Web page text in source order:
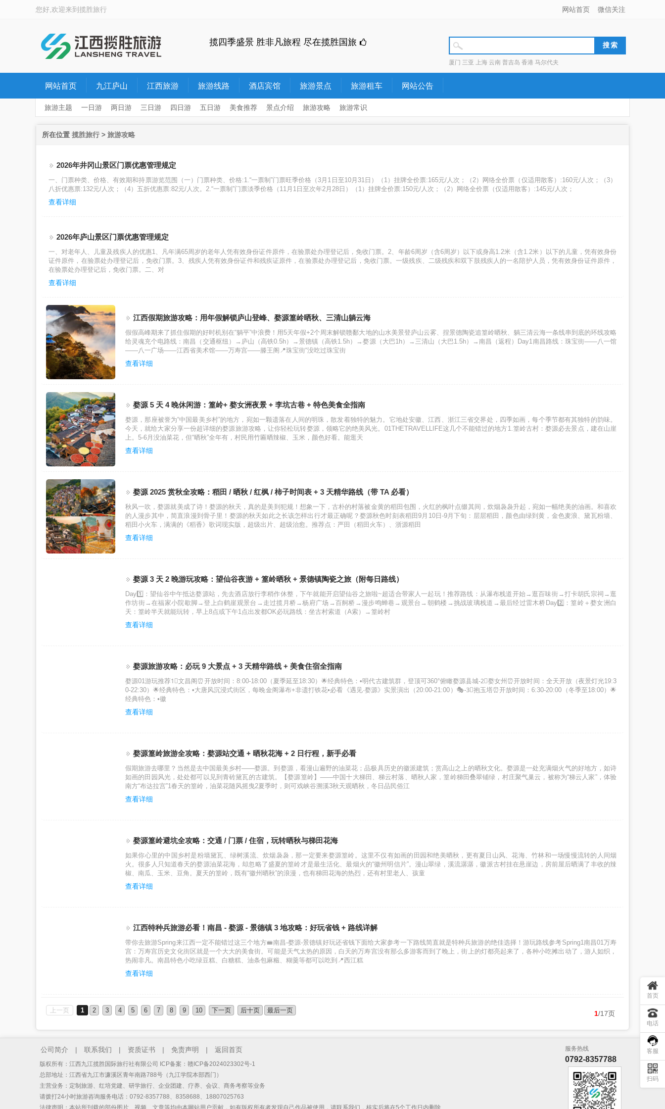
网站首页 微信关注
您好,欢迎来到 揽胜旅行
揽四季盛景 胜非凡旅程 尽在揽胜国旅
厦门 三亚 上海 云南 普吉岛 香港 马尔代夫
网站首页 九江庐山 江西旅游 旅游线路 酒店宾馆 旅游景点 旅游租车 网站公告
旅游主题 一日游 两日游 三日游 四日游 五日游 美食推荐 景点介绍 旅游攻略 旅游常识
所在位置 揽胜旅行 > 旅游攻略
2026年井冈山景区门票优惠管理规定
一、门票种类、价格、有效期和持票游览范围（一）门票种类、价格:1.“一票制”门票旺季价格（3月1日至10月31日）（1）挂牌全价票:165元/人次；（2）网络全价票（仅适用散客）:160元/人次；（3）
八折优惠票:132元/人次；（4）五折优惠票:82元/人次。2.“一票制”门票淡季价格（11月1日至次年2月28日）（1）挂牌全价票:150元/人次；（2）网络全价票（仅适用散客）:145元/人次；
查看详细
2026年庐山景区门票优惠管理规定
一、对老年人、儿童及残疾人的优惠1、凡年满65周岁的老年人凭有效身份证件原件，在验票处办理登记后，免收门票。2、年龄6周岁（含6周岁）以下或身高1.2米（含1.2米）以下的儿童，凭有效身份
证件原件，在验票处办理登记后，免收门票。3、残疾人凭有效身份证件和残疾证原件，在验票处办理登记后，免收门票。一级残疾、二级残疾和双下肢残疾人的一名陪护人员，凭有效身份证件原件，
在验票处办理登记后，免收门票。二、对
查看详细
江西假期旅游攻略：用年假解锁庐山登峰、婺源篁岭晒秋、三清山躺云海
假假高峰期来了抓住假期的好时机别在“躺平”中浪费！用5天年假+2个周末解锁赣鄱大地的山水美景登庐山云雾、捏景德陶瓷追篁岭晒秋、躺三清云海一条线串到底的环线攻略
给灵魂充个电路线：南昌（交通枢纽）→庐山（高铁0.5h）→景德镇（高铁1.5h）→婺源（大巴1h）→三清山（大巴1.5h）→南昌（返程）Day1南昌路线：珠宝街——八一馆
——八一广场——江西省美术馆——万寿宫——滕王阁📍珠宝街“没吃过珠宝街
查看详细
婺源 5 天 4 晚休闲游：篁岭+ 婺女洲夜景 + 李坑古巷 + 特色美食全指南
婺源，那座被誉为“中国最美乡村”的地方，宛如一颗遗落在人间的明珠，散发着独特的魅力。它地处安徽、江西、浙江三省交界处，四季如画，每个季节都有其独特的韵味。
今天，就给大家分享一份超详细的婺源旅游攻略，让你轻松玩转婺源，领略它的绝美风光。01THETRAVELLIFE这几个不能错过的地方1.篁岭古村：婺源必去景点，建在山崖
上。5-6月没油菜花，但“晒秋”全年有，村民用竹匾晒辣椒、玉米，颜色好看。能逛天
查看详细
婺源 2025 赏秋全攻略：稻田 / 晒秋 / 红枫 / 柿子时间表 + 3 天精华路线（带 TA 必看）
秋风一吹，婺源就美成了诗！婺源的秋天，真的是美到犯规！想象一下，古朴的村落被金黄的稻田包围，火红的枫叶点缀其间，炊烟袅袅升起，宛如一幅绝美的油画。和喜欢
的人漫步其中，简直浪漫到骨子里！婺源的秋天如此之长该怎样出行才最正确呢？婺源秋色时刻表稻田9月10日-9月下旬：层层稻田，颜色由绿到黄，金色麦浪、黛瓦粉墙、
稻田小火车，满满的《稻香》歌词现实版，超级出片、超级治愈。推荐点：严田（稻田火车）、浙源稻田
查看详细
婺源 3 天 2 晚游玩攻略：望仙谷夜游 + 篁岭晒秋 + 景德镇陶瓷之旅（附每日路线）
Day1️⃣：望仙谷中午抵达婺源站，先去酒店放行李稍作休整，下午就能开启望仙谷之旅啦~超适合带家人一起玩！推荐路线：从瀑布栈道开始→逛百味街→打卡胡氏宗祠→逛
作坊街→在福家小院歇脚→登上白鹤崖观景台→走过揽月桥→杨府广场→百舸桥→漫步鸣蝉巷→观景台→朝鹤楼→挑战玻璃栈道→最后经过雷木桥Day2️⃣：篁岭＋婺女洲白
天：篁岭半天就能玩转，早上8点或下午1点出发都OK必玩路线：坐古村索道（A索）→篁岭村
查看详细
婺源旅游攻略：必玩 9 大景点 + 3 天精华路线 + 美食住宿全指南
婺源01游玩推荐1⃣文昌阁⏰开放时间：8:00-18:00（夏季延至18:30）🌟经典特色：•明代古建筑群，登顶可360°俯瞰婺源县城-2⃣婺女州⏰开放时间：全天开放（夜景灯光19:3
0-22:30）🌟经典特色：•大唐风沉浸式街区，每晚金阁瀑布+非遗打铁花•必看《遇见·婺源》实景演出（20:00-21:00）🎭-3⃣抱玉塔⏰开放时间：6:30-20:00（冬季至18:00）🌟
经典特色：•徽
查看详细
婺源篁岭旅游全攻略：婺源站交通 + 晒秋花海 + 2 日行程，新手必看
假期旅游去哪里？当然是去中国最美乡村——婺源。到婺源，看漫山遍野的油菜花；品极具历史的徽派建筑；赏高山之上的晒秋文化。婺源是一处充满烟火气的好地方，如诗
如画的田园风光，处处都可以见到青砖黛瓦的古建筑。【婺源篁岭】——中国十大梯田、梯云村落、晒秋人家，篁岭梯田叠翠铺绿，村庄聚气巢云，被称为“梯云人家”，体验
南方“布达拉宫”1春天的篁岭，油菜花随风摇曳2夏季时，则可戏峡谷溯溪3秋天观晒秋，冬日品民俗江
查看详细
婺源篁岭避坑全攻略：交通 / 门票 / 住宿，玩转晒秋与梯田花海
如果你心里的中国乡村是粉墙黛瓦、绿树溪流、炊烟袅袅，那一定要来婺源篁岭。这里不仅有如画的田园和绝美晒秋，更有夏日山风、花海、竹林和一场慢慢流转的人间烟
火。很多人只知道春天的婺源油菜花海，却忽略了盛夏的篁岭才是最生活化、最烟火的“徽州明信片”。漫山翠绿，溪流潺潺，徽派古村挂在悬崖边，房前屋后晒满了丰收的辣
椒、南瓜、玉米、豆角。夏天的篁岭，既有“徽州晒秋”的浪漫，也有梯田花海的热烈，还有村里老人、孩童
查看详细
江西特种兵旅游必看！南昌 - 婺源 - 景德镇 3 地攻略：好玩省钱 + 路线详解
带你去旅游Spring来江西一定不能错过这三个地方🚝南昌-婺源-景德镇好玩还省钱下面给大家参考一下路线简直就是特种兵旅游的绝佳选择！游玩路线参考Spring1南昌01万寿
宫：万寿宫历史文化街区就是一个大大的美食街。可能是天气太热的原因，白天的万寿宫没有那么多游客而到了晚上，街上的灯都亮起来了，各种小吃摊出动了，游人如织，
热闹非凡。南昌特色小吃绿豆糕、白糖糕、油条包麻糍、糊羹等都可以吃到📍西江糕
查看详细
上一页 1 2 3 4 5 6 7 8 9 10 下一页 后十页 最后一页 1/17页
公司简介 | 联系我们 | 资质证书 | 免责声明 | 返回首页
版权所有：江西九江揽胜国际旅行社有限公司 ICP备案： 赣ICP备2024023302号-1
总部地址：江西省九江市濂溪区青年南路788号（九江学院本部西门）
主营业务：定制旅游、红培党建、研学旅行、企业团建、疗养、会议、商务考察等业务
请拨打24小时旅游咨询服务电话：0792-8357788、8358688、18807025763
法律声明：本站所刊载的部份图片、视频、文章等均由本网站用户贡献，如有版权所有者发现自己作品被使用，请联系我们，核实后将在5个工作日内删除
服务热线
0792-8357788
首页
电话
客服
扫码